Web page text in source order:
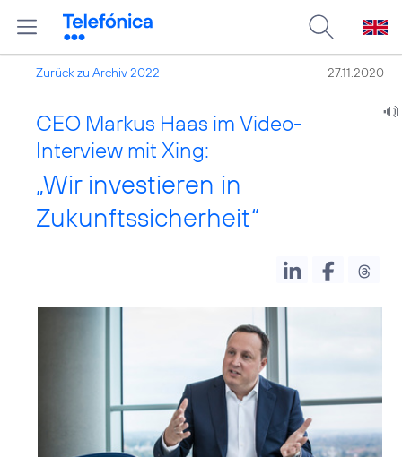
Zurück zu Archiv 2022 27.11.2020
CEO Markus Haas im Video-
Interview mit Xing:
„Wir investieren in
Zukunftssicherheit“